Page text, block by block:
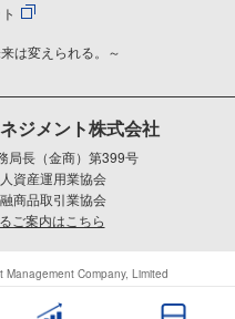
は変えられる。～
ジメント株式会社
長（金商）第399号
資産運用業協会
商品取引業協会
ご案内はこちら
Company, Limited